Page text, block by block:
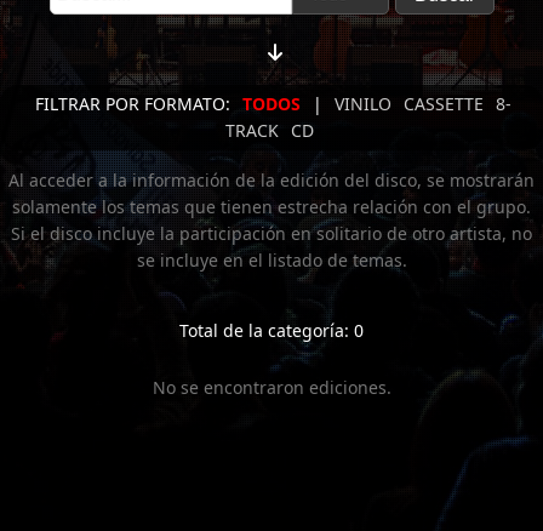
FILTRAR POR FORMATO: TODOS | VINILO CASSETTE 8-
TRACK CD
Al acceder a la información de la edición del disco, se mostrarán
solamente los temas que tienen estrecha relación con el grupo.
Si el disco incluye la participación en solitario de otro artista, no
se incluye en el listado de temas.
Total de la categoría: 0
No se encontraron ediciones.